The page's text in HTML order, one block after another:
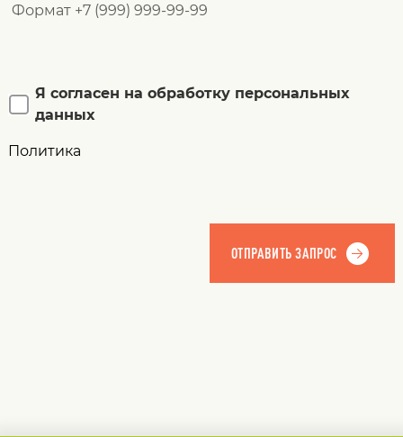
Формат +7 (999) 999-99-99
Я согласен на обработку персональных
данных
Политика